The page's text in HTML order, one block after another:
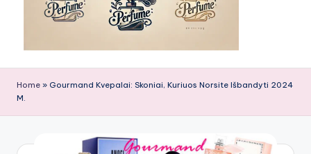
Home » Gourmand Kvepalai: Skoniai, Kuriuos Norsite Išbandyti 2024
M.